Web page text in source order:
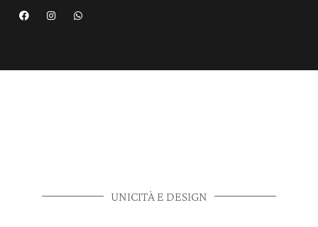
F
a
o
I
n
r
W
h
p
UNICITÀ E DESIGN